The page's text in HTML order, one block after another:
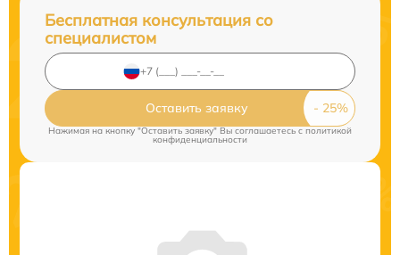
Бесплатная консультация со
специалистом
Оставить заявку
Нажимая на кнопку "Оставить заявку" Вы соглашаетесь cполитикой
конфиденциальности